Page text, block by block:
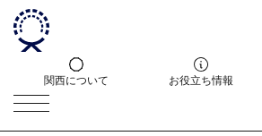
関西について お役立ち情報